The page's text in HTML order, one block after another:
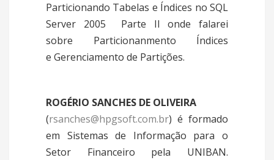
Particionando Tabelas e Índices no SQL
Server 2005  Parte II onde falarei
sobre Particionanmento Índices
e Gerenciamento de Partições.
ROGÉRIO SANCHES DE OLIVEIRA
(rsanches@hpgsoft.com.br) é formado
em Sistemas de Informação para o
Setor Financeiro pela UNIBAN.